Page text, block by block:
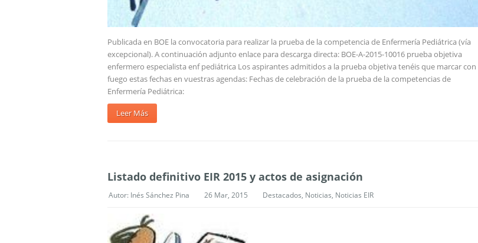
Publicada en BOE la convocatoria para realizar la prueba de la competencia de Enfermería Pediátrica (vía
excepcional). A continuación adjunto enlace para descarga directa: BOE-A-2015-10016 prueba objetiva
enfermero especialista enf pediátrica Los aspirantes admitidos a la prueba objetiva tenéis que marcar con
fuego estas fechas en vuestras agendas: Fechas de celebración de la prueba de la competencias de
Enfermería Pediátrica:
Leer Más
Listado definitivo EIR 2015 y actos de asignación
Autor: Inés Sánchez Pina 26 Mar, 2015 Destacados, Noticias, Noticias EIR